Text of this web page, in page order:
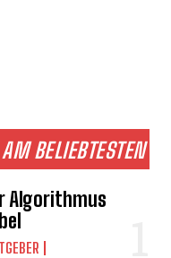
BELIEBTESTEN
Algorithmus